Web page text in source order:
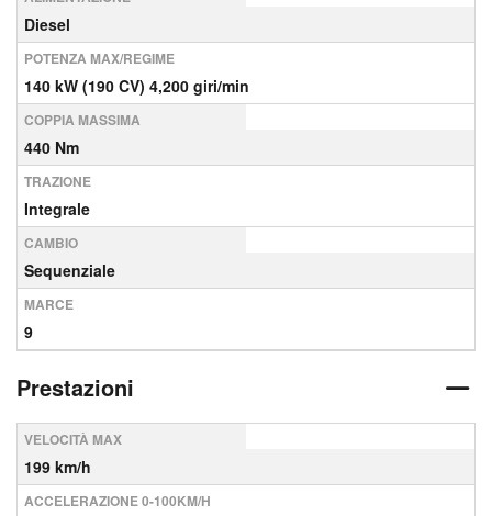
Diesel
POTENZA MAX/REGIME
140 kW (190 CV) 4,200 giri/min
COPPIA MASSIMA
440 Nm
TRAZIONE
Integrale
CAMBIO
Sequenziale
MARCE
9
Prestazioni
VELOCITÀ MAX
199 km/h
ACCELERAZIONE 0-100KM/H